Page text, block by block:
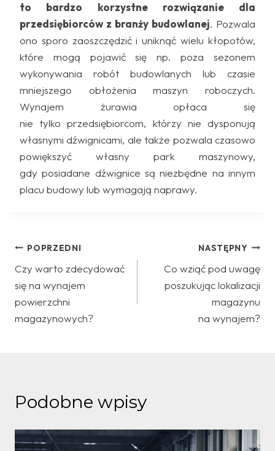
to bardzo korzystne rozwiązanie dla
przedsiębiorców z branży budowlanej. Pozwala
ono sporo zaoszczędzić i uniknąć wielu kłopotów,
które mogą pojawić się np. poza sezonem
wykonywania robót budowlanych lub czasie
mniejszego obłożenia maszyn roboczych.
Wynajem żurawia opłaca się
nie tylko przedsiębiorcom, którzy nie dysponują
własnymi dźwignicami, ale także pozwala czasowo
powiększyć własny park maszynowy,
gdy posiadane dźwignice są niezbędne na innym
placu budowy lub wymagają naprawy.
Nawigacja
wpisu
POPRZEDNI
Czy warto zdecydować
się na wynajem
powierzchni
magazynowych?
NASTĘPNY
Co wziąć pod uwagę
poszukując lokalizacji
magazynu
na wynajem?
Podobne wpisy